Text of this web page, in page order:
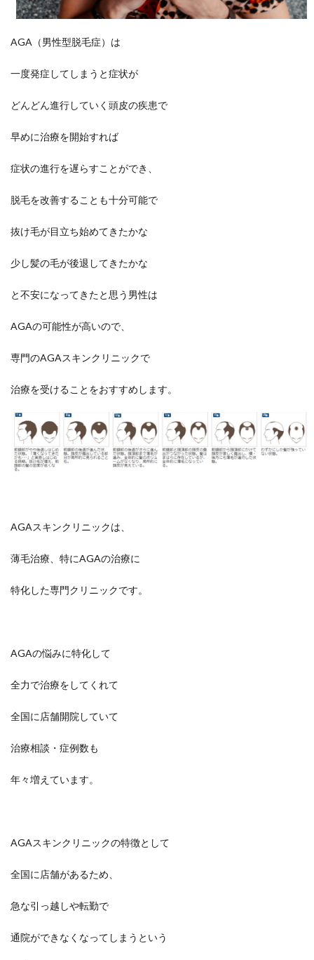
AGA（男性型脱毛症）は
一度発症してしまうと症状が
どんどん進行していく頭皮の疾患で
早めに治療を開始すれば
症状の進行を遅らすことができ、
脱毛を改善することも十分可能で
抜け毛が目立ち始めてきたかな
少し髪の毛が後退してきたかな
と不安になってきたと思う男性は
AGAの可能性が高いので、
専門のAGAスキンクリニックで
治療を受けることをおすすめします。
AGAスキンクリニックは、
薄毛治療、特にAGAの治療に
特化した専門クリニックです。
AGAの悩みに特化して
全力で治療をしてくれて
全国に店舗開院していて
治療相談・症例数も
年々増えています。
AGAスキンクリニックの特徴として
全国に店舗があるため、
急な引っ越しや転勤で
通院ができなくなってしまうという